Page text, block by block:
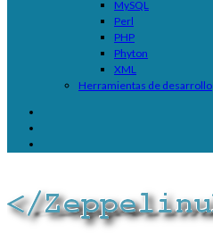
MySQL
Perl
PHP
Phyton
XML
Herramientas de desarrollo